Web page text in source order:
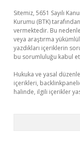
Sitemiz, 5651 Sayılı
Kurumu (BTK)
vermektedir. Bu
veya araştırma
yazdıkları içeriklerin
bu sorumluluğu kabul
Hukuka ve yasal
içerikleri,
halinde, ilgili içerikler